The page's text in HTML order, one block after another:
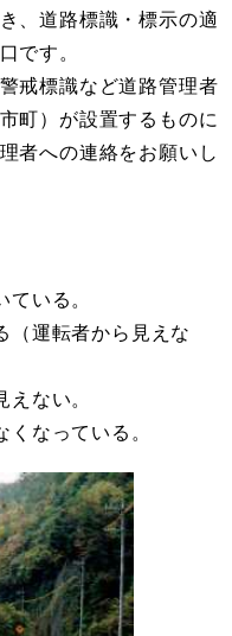
、道路標識・標示の適
です。
戒標識など道路管理者
町）が設置するものに
者への連絡をお願いし
いる。
運転者から見えな
ない。
なっている。